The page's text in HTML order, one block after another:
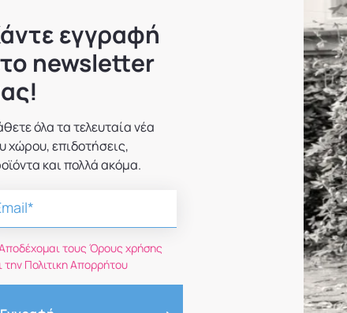
εγγραφή
newsletter
όλα τα τελευταία νέα
χώρου, επιδοτήσεις,
και πολλά ακόμα.
τους Όρους χρήσης
την Πολιτικη Απορρήτου